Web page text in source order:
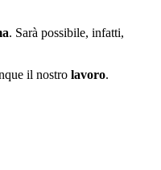
. Sarà possibile, infatti,
il nostro lavoro.